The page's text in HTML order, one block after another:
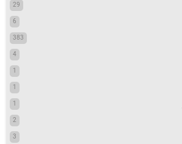
29
6
383
4
1
1
1
2
3